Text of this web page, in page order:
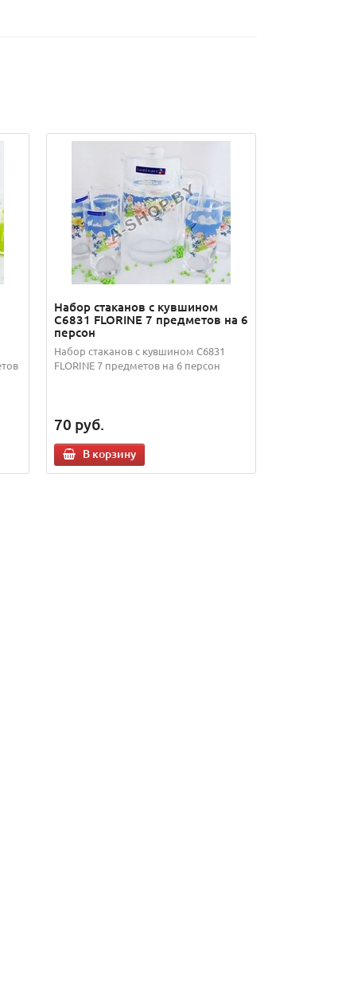
Набор стаканов с кувшином
C6831 FLORINE 7 предметов на 6
персон
Набор стаканов с кувшином C6831
FLORINE 7 предметов на 6 персон
70 руб.
В корзину